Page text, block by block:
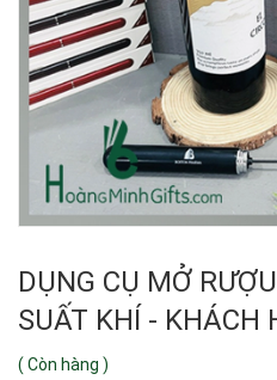
DỤNG CỤ MỞ
SUẤT KHÍ - KHÁCH
( Còn hàng )